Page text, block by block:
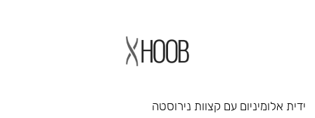
ידית אלומיניום עם קצוות נירוסטה